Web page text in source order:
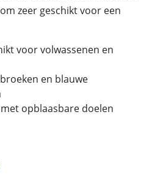
zeer geschikt voor een
voor volwassenen en
en blauwe
met opblaasbare doelen